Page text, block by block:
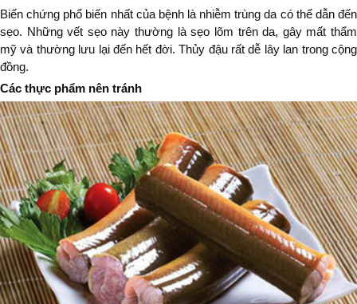
Biến chứng phổ biến nhất của bệnh là nhiễm trùng da có thể dẫn đến
sẹo. Những vết sẹo này thường là sẹo lõm trên da, gây mất thẩm
mỹ và thường lưu lại đến hết đời.Thủy đậu rất dễ lây lan trong cộng
đồng.
Các thực phẩm nên tránh